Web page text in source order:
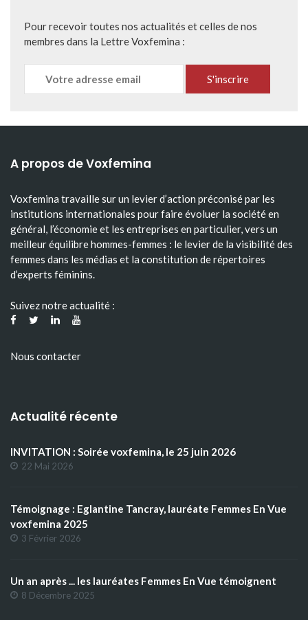
Pour recevoir toutes nos actualités et celles de nos
membres dans la Lettre Voxfemina :
A propos de Voxfemina
Voxfemina travaille sur un levier d’action préconisé par les
institutions internationales pour faire évoluer la société en
général, l’économie et les entreprises en particulier, vers un
meilleur équilibre hommes-femmes : le levier de la visibilité des
femmes dans les médias et la constitution de répertoires
d’experts féminins.
Suivez notre actualité :
Nous contacter
Actualité récente
INVITATION : Soirée voxfemina, le 25 juin 2026
22 Mai 2026
Témoignage : Eglantine Tancray, lauréate Femmes En Vue
voxfemina 2025
3 Février 2026
Un an après ... les lauréates Femmes En Vue témoignent
8 Décembre 2025